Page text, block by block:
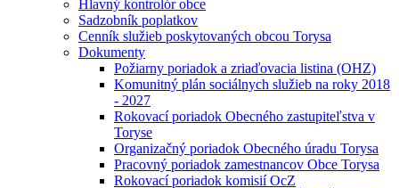
Hlavný kontrolór obce
Sadzobník poplatkov
Cenník služieb poskytovaných obcou Torysa
Dokumenty
Požiarny poriadok a zriaďovacia listina (OHZ)
Komunitný plán sociálnych služieb na roky 2018
- 2027
Rokovací poriadok Obecného zastupiteľstva v
Toryse
Organizačný poriadok Obecného úradu Torysa
Pracovný poriadok zamestnancov Obce Torysa
Rokovací poriadok komisií OcZ